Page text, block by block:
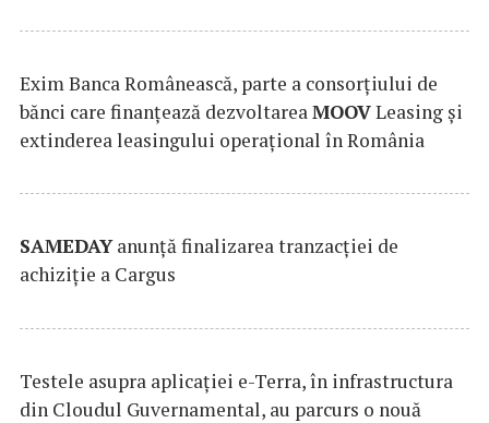
Exim Banca Românească, parte a consorțiului de
bănci care finanțează dezvoltareaMOOVLeasing și
extinderea leasingului operațional în România
SAMEDAYanunță finalizarea tranzacției de
achiziție a Cargus
Testele asupra aplicaţiei e-Terra, în infrastructura
din Cloudul Guvernamental, au parcurs o nouă